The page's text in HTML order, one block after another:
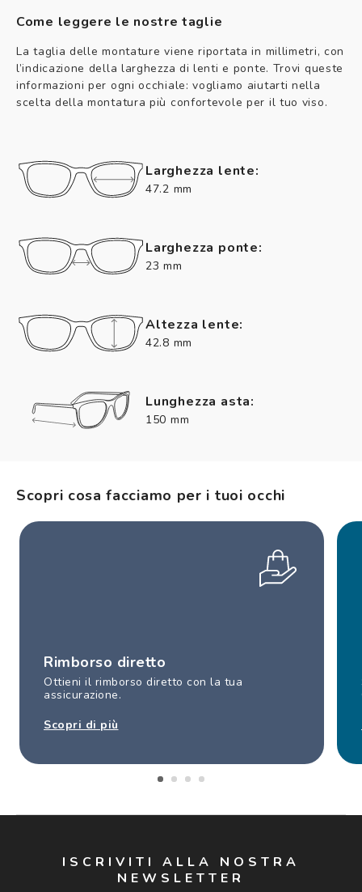
Come leggere le nostre taglie
La taglia delle montature viene riportata in millimetri, con
l’indicazione della larghezza di lenti e ponte. Trovi queste
informazioni per ogni occhiale: vogliamo aiutarti nella
scelta della montatura più confortevole per il tuo viso.
Larghezza lente:
47.2 mm
Larghezza ponte:
23 mm
Altezza lente:
42.8 mm
Lunghezza asta:
150 mm
Scopri cosa facciamo per i tuoi occhi
Rimborso diretto
Ottieni il rimborso diretto con la tua
assicurazione.
Scopri di più
ISCRIVITI ALLA NOSTRA
NEWSLETTER